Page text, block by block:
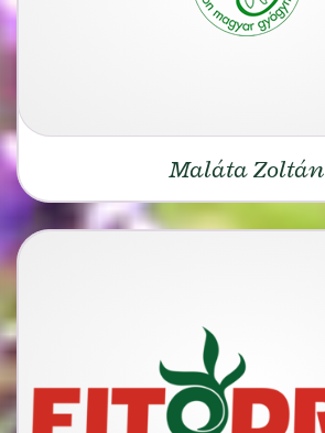
Maláta Zoltán